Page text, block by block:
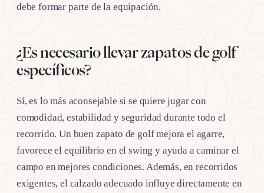
debe formar parte de la equipación.
¿Es necesario llevar zapatos de golf
específicos?
Sí, es lo más aconsejable si se quiere jugar con
comodidad, estabilidad y seguridad durante todo el
recorrido. Un buen zapato de golf mejora el agarre,
favorece el equilibrio en el swing y ayuda a caminar el
campo en mejores condiciones. Además, en recorridos
exigentes, el calzado adecuado influye directamente en